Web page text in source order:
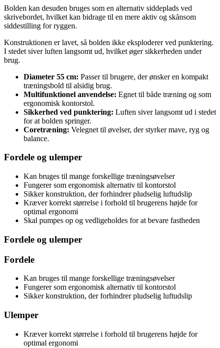
Bolden kan desuden bruges som en alternativ siddeplads ved
skrivebordet, hvilket kan bidrage til en mere aktiv og skånsom
siddestilling for ryggen.
Konstruktionen er lavet, så bolden ikke eksploderer ved punktering.
I stedet siver luften langsomt ud, hvilket øger sikkerheden under
brug.
Diameter 55 cm: Passer til brugere, der ønsker en kompakt
træningsbold til alsidig brug.
Multifunktionel anvendelse: Egnet til både træning og som
ergonomisk kontorstol.
Sikkerhed ved punktering: Luften siver langsomt ud i stedet
for at bolden springer.
Coretræning: Velegnet til øvelser, der styrker mave, ryg og
balance.
Fordele og ulemper
Kan bruges til mange forskellige træningsøvelser
Fungerer som ergonomisk alternativ til kontorstol
Sikker konstruktion, der forhindrer pludselig luftudslip
Kræver korrekt størrelse i forhold til brugerens højde for
optimal ergonomi
Skal pumpes op og vedligeholdes for at bevare fastheden
Fordele og ulemper
Fordele
Kan bruges til mange forskellige træningsøvelser
Fungerer som ergonomisk alternativ til kontorstol
Sikker konstruktion, der forhindrer pludselig luftudslip
Ulemper
Kræver korrekt størrelse i forhold til brugerens højde for
optimal ergonomi